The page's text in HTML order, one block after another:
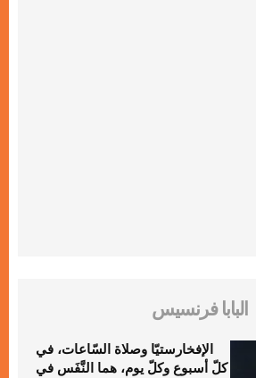
البابا فرنسيس
الإفخارستيّا وصلاة السّاعات، في
كلّ أسبوع وكلّ يوم، هما النَّفَس في